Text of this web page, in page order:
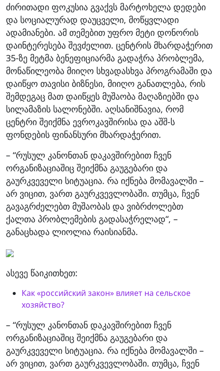
ძირითადი ფოკუსია გვაქვს მარტოხელა დედები
და სოციალურად დაუცველი, მოწყვლადი
ადამიანები. ამ თემებით უფრო მეტი დონორის
დაინტერესება შევძელით. ცენტრის მხარდაჭერით
35-ზე მეტმა ბენეფიციარმა გადაჭრა პრობლემა,
მონაწილეობა მიიღო სხვადასხვა პროგრამაში და
დაიწყო თავისი ბიზნესი, მიიღო განათლება, რის
შემდეგაც მათ დაიწყეს მუშაობა მაღაზიებში და
სილამაზის სალონებში. აღსანიშნავია, რომ
ცენტრი შეიქმნა ევროკავშირისა და აშშ-ს
ფონდების ფინანსური მხარდაჭერით.
– “რუსულ კანონთან დაკავშირებით ჩვენ
ორგანიზაციაშიც შეიქმნა გაუგებარი და
გაურკვეველი სიტუაცია. რა იქნება მომავალში –
არ ვიცით, ვართ გაურკვევლობაში. თუმცა, ჩვენ
გავაგრძელებთ მუშაობას და ვიბრძოლებთ
ქალთა პრობლემების გადასაჭრელად“, –
განაცხადა ლიოლია რაისიანმა.
ასევე წაიკითხეთ:
Как «российский закон» влияет на сельское
хозяйство?
– “რუსულ კანონთან დაკავშირებით ჩვენ
ორგანიზაციაშიც შეიქმნა გაუგებარი და
გაურკვეველი სიტუაცია. რა იქნება მომავალში –
არ ვიცით, ვართ გაურკვევლობაში. თუმცა, ჩვენ